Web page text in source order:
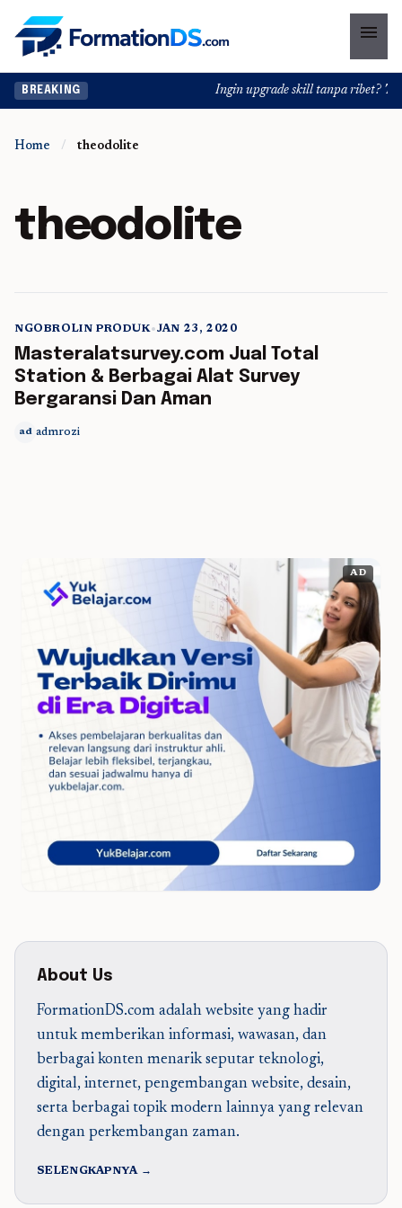
menu
BREAKING Ingin upgrade skill tanpa ribet?
Home / theodolite
theodolite
5 min read
NGOBROLIN PRODUK•JAN 23, 2020
Masteralatsurvey.com Jual Total
Station & Berbagai Alat Survey
Bergaransi Dan Aman
ad admrozi
AD
About Us
FormationDS.com adalah website yang hadir
untuk memberikan informasi, wawasan, dan
berbagai konten menarik seputar teknologi,
digital, internet, pengembangan website, desain,
serta berbagai topik modern lainnya yang relevan
dengan perkembangan zaman.
SELENGKAPNYA →